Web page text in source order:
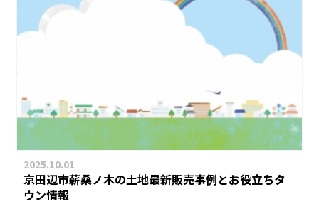
2025.10.01
京田辺市薪桑ノ木の土地最新販売事例とお役立ちタ
ウン情報